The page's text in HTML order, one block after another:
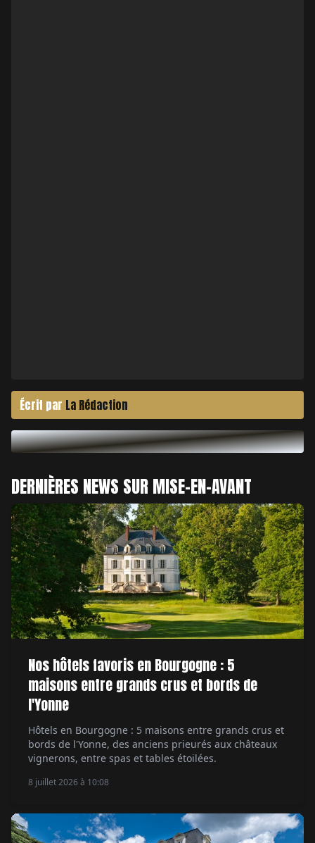
Écrit par La Rédaction
DERNIÈRES NEWS SUR MISE-EN-AVANT
Nos hôtels favoris en Bourgogne : 5
maisons entre grands crus et bords de
l'Yonne
Hôtels en Bourgogne : 5 maisons entre grands crus et
bords de l'Yonne, des anciens prieurés aux châteaux
vignerons, entre spas et tables étoilées.
8 juillet 2026 à 10:08